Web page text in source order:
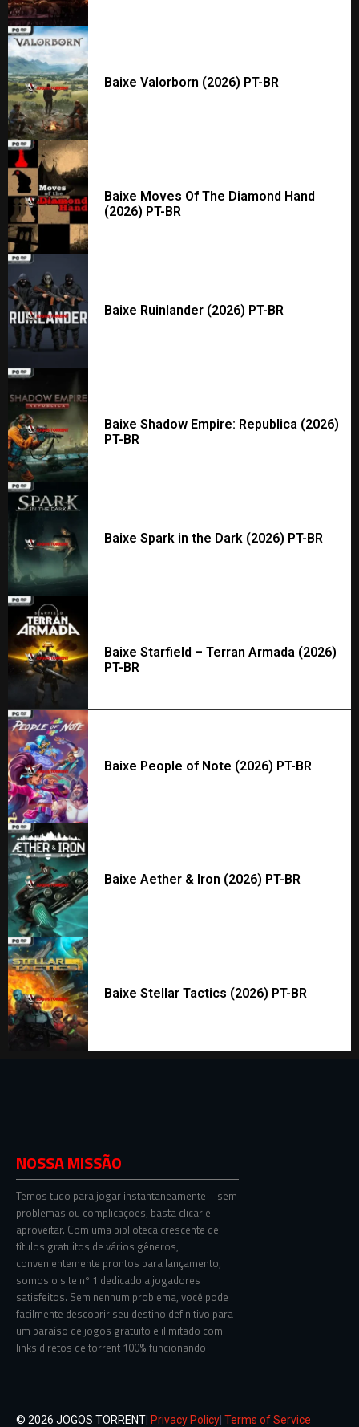
Baixe Valorborn (2026) PT-BR
Baixe Moves Of The Diamond Hand
(2026) PT-BR
Baixe Ruinlander (2026) PT-BR
Baixe Shadow Empire: Republica (2026)
PT-BR
Baixe Spark in the Dark (2026) PT-BR
Baixe Starfield – Terran Armada (2026)
PT-BR
Baixe People of Note (2026) PT-BR
Baixe Aether & Iron (2026) PT-BR
Baixe Stellar Tactics (2026) PT-BR
NOSSA MISSÃO
Temos tudo para jogar instantaneamente – sem
problemas ou complicações, basta clicar e
aproveitar. Com uma biblioteca crescente de
títulos gratuitos de vários gêneros,
convenientemente prontos para lançamento,
somos o site nº 1 dedicado a jogadores
satisfeitos. Sem nenhum problema, você pode
facilmente descobrir seu destino definitivo para
um paraíso de jogos gratuito e ilimitado com
links diretos de torrent 100% funcionando
© 2026 JOGOS TORRENT Privacy Policy Terms of Service